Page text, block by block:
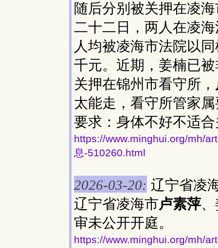
随后分别被关押在凌
二十二日，两人在凌
人均被凌海市法院以
千元。近期，姜楠已
关押在锦州市看守所，
太能走，看守所管家
要求：身体不好不适
https://www.minghui.org/mh/
息-510260.html
2026-03-20: 辽宁省凌
辽宁省凌海市卢素萍
审未公开开庭。
https://www.minghui.org/mh/